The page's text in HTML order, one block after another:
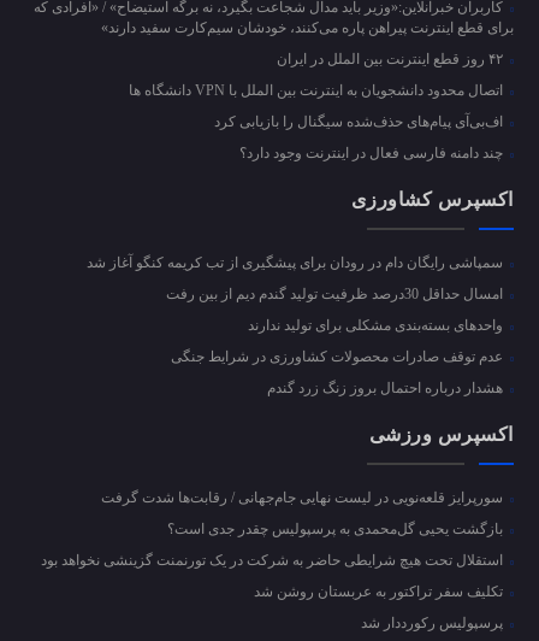
کاربران خبرآنلاین:«وزیر باید مدال شجاعت بگیرد، نه برگه استیضاح» / «افرادی که
برای قطع اینترنت پیراهن پاره می‌کنند، خودشان سیم‌کارت سفید دارند»
۴۲ روز قطع اینترنت بین الملل در ایران
اتصال محدود دانشجویان به اینترنت بین الملل با VPN دانشگاه ها
اف‌بی‌آی پیام‌های حذف‌شده سیگنال را بازیابی کرد
چند دامنه فارسی فعال در اینترنت وجود دارد؟
اکسپرس کشاورزی
سمپاشی رایگان دام در رودان برای پیشگیری از تب کریمه کنگو آغاز شد
امسال حداقل 30درصد ظرفیت تولید گندم دیم از بین رفت
واحد‌های بسته‌بندی مشکلی برای تولید ندارند
عدم توقف صادرات محصولات کشاورزی در شرایط جنگی
هشدار درباره احتمال بروز زنگ زرد گندم
اکسپرس ورزشی
سورپرایز قلعه‌نویی در لیست نهایی جام‌جهانی / رقابت‌ها شدت گرفت
بازگشت یحیی گل‌محمدی به پرسپولیس چقدر جدی است؟
استقلال تحت هیچ شرایطی حاضر به شرکت در یک تورنمنت گزینشی نخواهد بود
تکلیف سفر تراکتور به عربستان روشن شد
پرسپولیس رکورددار شد